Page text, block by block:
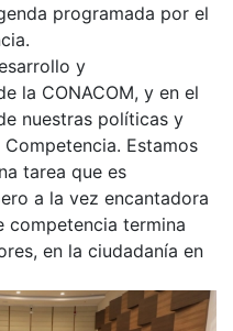
programada por el
y
la CONACOM, y en el
nuestras políticas y
Estamos
tarea que es
a la vez encantadora
competencia termina
en la ciudadanía en